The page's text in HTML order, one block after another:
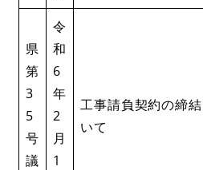
県
第
3
5
号
議
令
和
6
年
2
月
1
工事請負契約の締
いて